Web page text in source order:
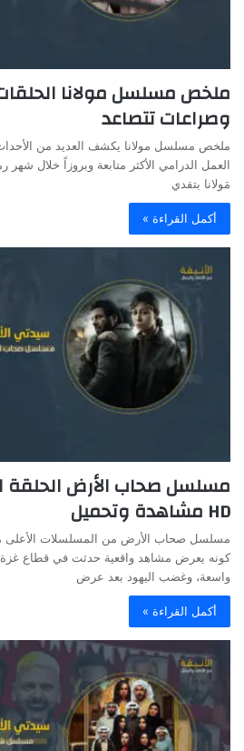
وصراعات تتصاعد
ملخص مسلسل مولانا يكشف العديد من
العمل الدرامي الأكثر متابعة وبروزاً خلال
مَولانا بتقدي
أكمل القراءة »
مسلسل صحاب الأرض الحلقة
HD مشاهدة وتحميل
مسلسل صحاب الأرض من المسلسلات الأعلى
كونه يعرض مشاهد واقعية حدثت في قطاع
واسعة، وغضب اليهود بعد عرض
أكمل القراءة »